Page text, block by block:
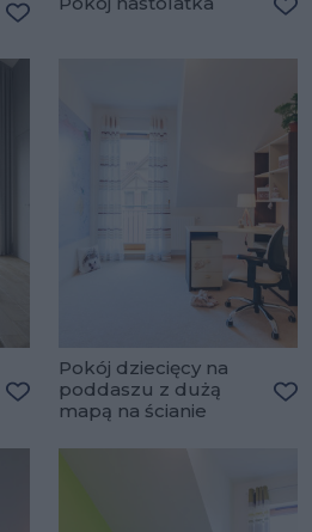
Dodaj do ulubionych
Pokój dziecięcy na
poddaszu z dużą
mapą na ścianie